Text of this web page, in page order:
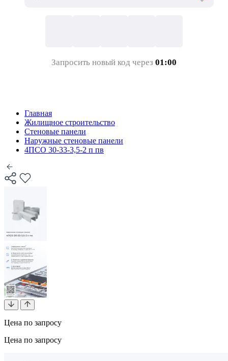
Запросить новый код через 01:00
Главная
Жилищное строительство
Стеновые панели
Наружные стеновые панели
4ПСО 30-33-3,5-2 п пв
Цена по запросу
Цена по запросу